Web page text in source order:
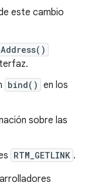
este cambio
bind() en los
sobre las
RTM_GETLINK .